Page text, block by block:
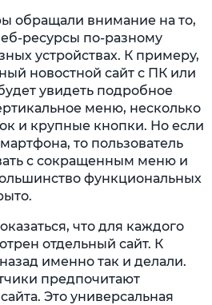
обращали внимание на то,
ресурсы по-разному
устройствах. К примеру,
новостной сайт с ПК или
увидеть подробное
меню, несколько
и крупные кнопки. Но если
то пользователь
с сокращенным меню и
функциональных
что для каждого
отдельный сайт. К
именно так и делали.
предпочитают
Это универсальная